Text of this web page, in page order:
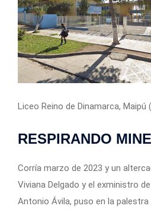
Liceo Reino de Dinamarca, Maipú
RESPIRANDO
Corría marzo de 2023 y un
Viviana Delgado y el exministro
Antonio Ávila, puso en la